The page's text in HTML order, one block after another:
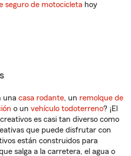
seguro de motocicleta hoy
una casa rodante, un remolque de
o un vehículo todoterreno? ¡El
es casi tan diverso como
que puede disfrutar con
están construidos para
salga a la carretera, el agua o